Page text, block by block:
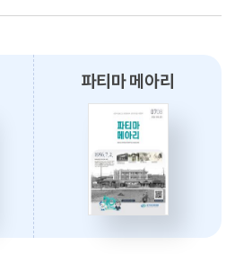
리과 변정섭 과장
'우리 아이 발달 체크리스트' 건강강좌
념 『미션, 파티마에서 빛나다』 발간
원 70주년 기념 커피부스 운영
파티마 메아리